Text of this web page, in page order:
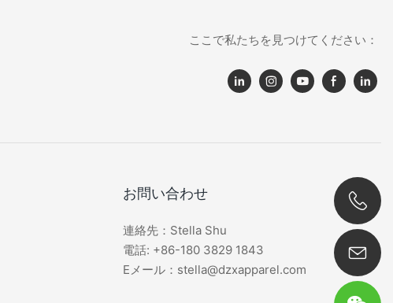
ここで私たちを見つけてください：
お問い合わせ
連絡先：Stella Shu
電話: +86-180 3829 1843
Eメール：stella@dzxapparel.com